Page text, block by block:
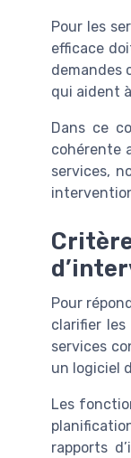
Pour les
efficace
demandes
qui aident
Dans ce
cohérente
services,
Pour
clarifier
services
un logiciel
Les
rapports